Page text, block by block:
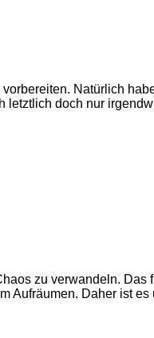
Natürlich
letztlich doch nur
zu verwandeln. Das
Aufräumen. Daher ist es